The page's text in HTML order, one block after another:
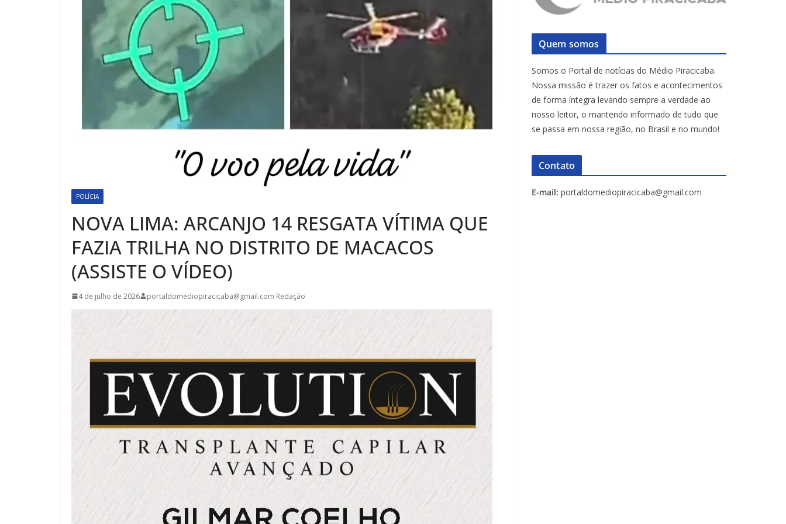
POLÍCIA
NOVA LIMA: ARCANJO 14 RESGATA VÍTIMA QUE
FAZIA TRILHA NO DISTRITO DE MACACOS
(ASSISTE O VÍDEO)
4 de julho de 2026 portaldomediopiracicaba@gmail.com Redação
Quem somos
Somos o Portal de notícias do Médio Piracicaba.
Nossa missão é trazer os fatos e acontecimentos
de forma íntegra levando sempre a verdade ao
nosso leitor, o mantendo informado de tudo que
se passa em nossa região, no Brasil e no mundo!
Contato
E-mail: portaldomediopiracicaba@gmail.com